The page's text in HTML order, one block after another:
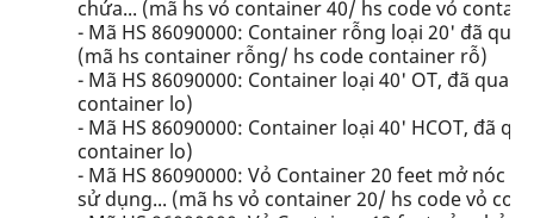
chứa... (mã hs vỏ container 40/ hs code vỏ
- Mã HS 86090000: Container rỗng loại 20' đã
(mã hs container rỗng/ hs code container rỗ)
- Mã HS 86090000: Container loại 40' OT, đã qua
container lo)
- Mã HS 86090000: Container loại 40' HCOT, đã
container lo)
- Mã HS 86090000: Vỏ Container 20 feet mở nóc
sử dụng... (mã hs vỏ container 20/ hs code vỏ